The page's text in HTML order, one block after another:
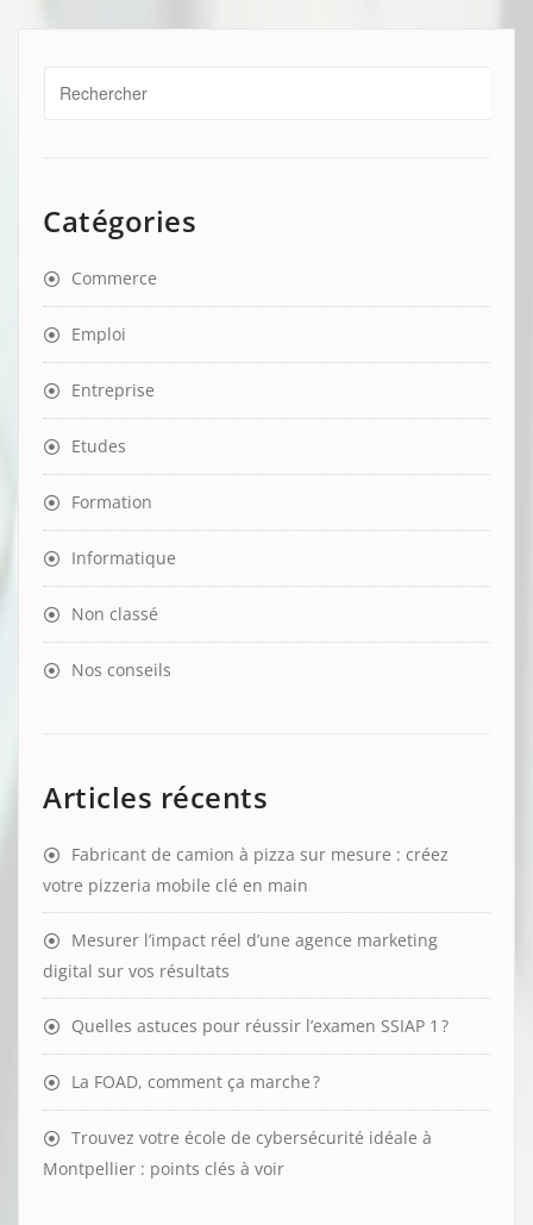
Catégories
Commerce
Emploi
Entreprise
Etudes
Formation
Informatique
Non classé
Nos conseils
Articles récents
Fabricant de camion à pizza sur mesure : créez
votre pizzeria mobile clé en main
Mesurer l’impact réel d’une agence marketing
digital sur vos résultats
Quelles astuces pour réussir l’examen SSIAP 1 ?
La FOAD, comment ça marche ?
Trouvez votre école de cybersécurité idéale à
Montpellier : points clés à voir